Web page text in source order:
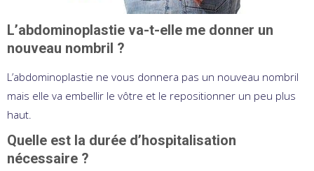
L’abdominoplastie va-t-elle me donner un
nouveau nombril ?
L’abdominoplastie ne vous donnera pas un nouveau nombril
mais elle va embellir le vôtre et le repositionner un peu plus
haut.
Quelle est la durée d’hospitalisation
nécessaire ?